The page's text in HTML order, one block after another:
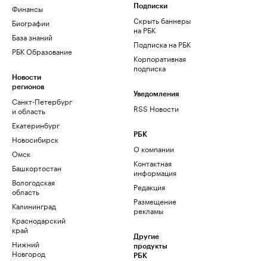
Финансы
Биографии
База знаний
РБК Образование
Новости
регионов
Санкт-Петербург
и область
Екатеринбург
Новосибирск
Омск
Башкортостан
Вологодская
область
Калининград
Краснодарский
край
Нижний
Новгород
Подписки
Скрыть баннеры
на РБК
Подписка на РБК
Корпоративная
подписка
Уведомления
RSS Новости
РБК
О компании
Контактная
информация
Редакция
Размещение
рекламы
Другие
продукты
РБК